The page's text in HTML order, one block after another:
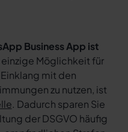
Business App ist
einzige Möglichkeit für
mit den
zu nutzen, ist
. Dadurch sparen Sie
der DSGVO häufig